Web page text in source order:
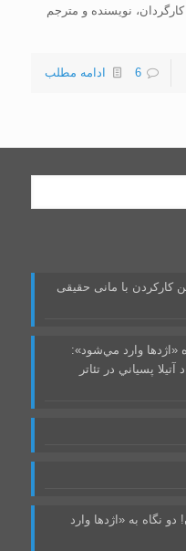
نویسنده و مترجم
6 ادامه مطلب
کارکردن با مانی حقیقی
«اژدها وارد مي‌شود»:
پسياني در تئاتر
دو نگاه به «اژدها وارد